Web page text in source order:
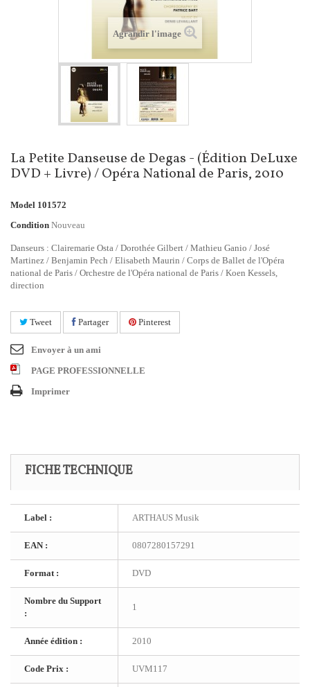
Agrandir l'image
La Petite Danseuse de Degas - (Édition DeLuxe
DVD + Livre) / Opéra National de Paris, 2010
Model 101572
Condition Nouveau
Danseurs : Clairemarie Osta / Dorothée Gilbert / Mathieu Ganio / José
Martinez / Benjamin Pech / Elisabeth Maurin / Corps de Ballet de l'Opéra
national de Paris / Orchestre de l'Opéra national de Paris / Koen Kessels,
direction
Tweet Partager Pinterest
Envoyer à un ami
PAGE PROFESSIONNELLE
Imprimer
FICHE TECHNIQUE
Label : ARTHAUS Musik
EAN : 0807280157291
Format : DVD
Nombre du Support
:
1
Année édition : 2010
Code Prix : UVM117